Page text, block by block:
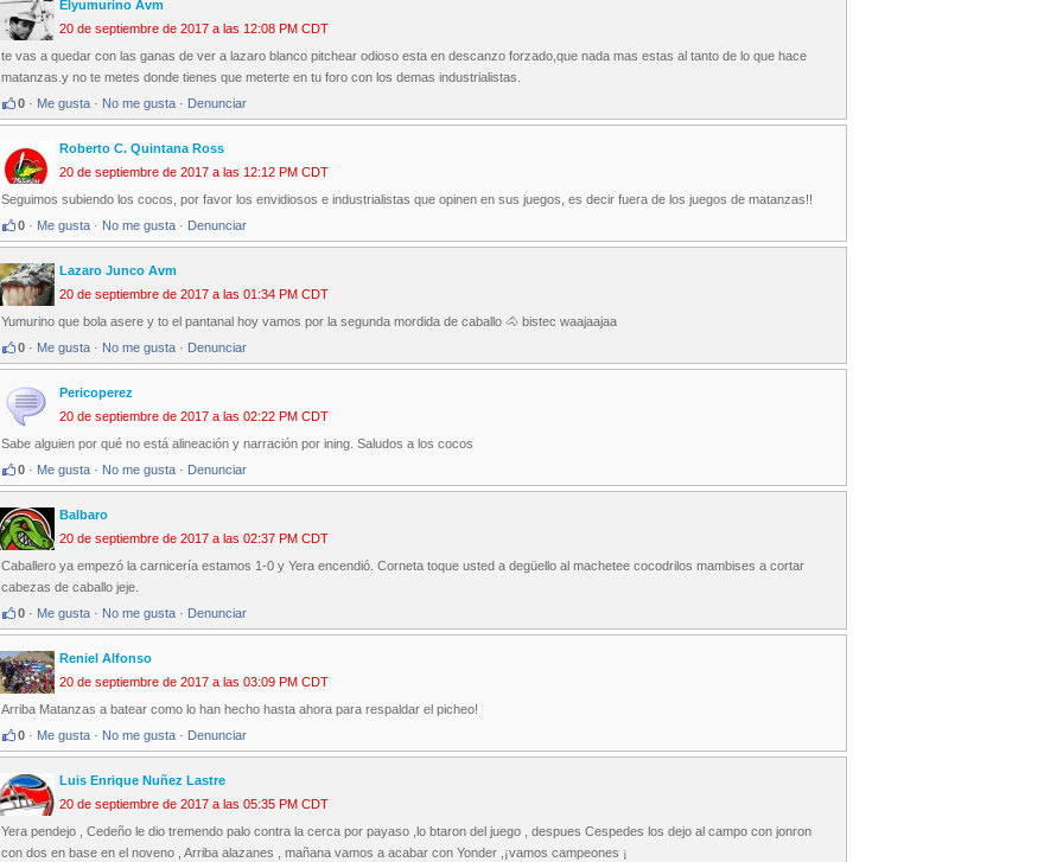
Elyumurino Avm
20 de septiembre de 2017 a las 12:08 PM CDT
te vas a quedar con las ganas de ver a lazaro blanco pitchear odioso esta en descanzo forzado,que nada mas estas al tanto de lo que hace
matanzas.y no te metes donde tienes que meterte en tu foro con los demas industrialistas.
0 · Me gusta · No me gusta · Denunciar
Roberto C. Quintana Ross
20 de septiembre de 2017 a las 12:12 PM CDT
Seguimos subiendo los cocos, por favor los envidiosos e industrialistas que opinen en sus juegos, es decir fuera de los juegos de matanzas!!
0 · Me gusta · No me gusta · Denunciar
Lazaro Junco Avm
20 de septiembre de 2017 a las 01:34 PM CDT
Yumurino que bola asere y to el pantanal hoy vamos por la segunda mordida de caballo 🐴 bistec waajaajaa
0 · Me gusta · No me gusta · Denunciar
Pericoperez
20 de septiembre de 2017 a las 02:22 PM CDT
Sabe alguien por qué no está alineación y narración por ining. Saludos a los cocos
0 · Me gusta · No me gusta · Denunciar
Balbaro
20 de septiembre de 2017 a las 02:37 PM CDT
Caballero ya empezó la carnicería estamos 1-0 y Yera encendió. Corneta toque usted a degüello al machetee cocodrilos mambises a cortar
cabezas de caballo jeje.
0 · Me gusta · No me gusta · Denunciar
Reniel Alfonso
20 de septiembre de 2017 a las 03:09 PM CDT
Arriba Matanzas a batear como lo han hecho hasta ahora para respaldar el picheo!
0 · Me gusta · No me gusta · Denunciar
Luis Enrique Nuñez Lastre
20 de septiembre de 2017 a las 05:35 PM CDT
Yera pendejo , Cedeño le dio tremendo palo contra la cerca por payaso ,lo btaron del juego , despues Cespedes los dejo al campo con jonron
con dos en base en el noveno , Arriba alazanes , mañana vamos a acabar con Yonder ,¡vamos campeones ¡